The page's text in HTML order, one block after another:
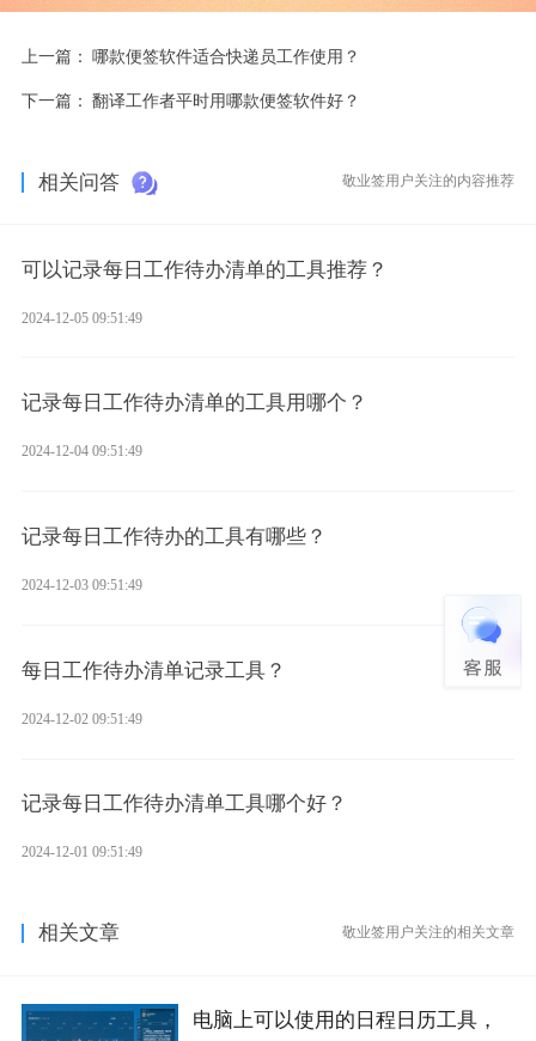
上一篇： 哪款便签软件适合快递员工作使用？
下一篇： 翻译工作者平时用哪款便签软件好？
相关问答 敬业签用户关注的内容推荐
可以记录每日工作待办清单的工具推荐？
2024-12-05 09:51:49
记录每日工作待办清单的工具用哪个？
2024-12-04 09:51:49
记录每日工作待办的工具有哪些？
2024-12-03 09:51:49
每日工作待办清单记录工具？
2024-12-02 09:51:49
记录每日工作待办清单工具哪个好？
2024-12-01 09:51:49
相关文章 敬业签用户关注的相关文章
电脑上可以使用的日程日历工具，